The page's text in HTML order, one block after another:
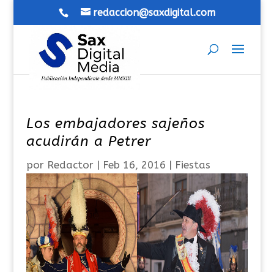
redaccion@saxdigital.com
Los embajadores sajeños
acudirán a Petrer
por Redactor| Feb 16, 2016 | Fiestas